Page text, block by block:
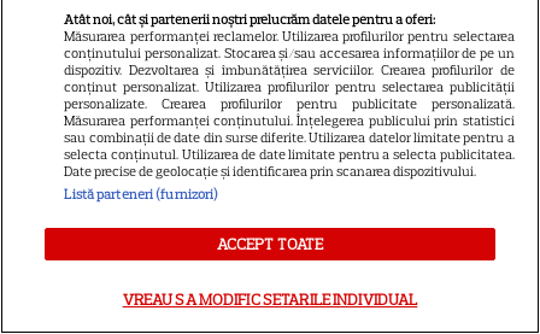
plecat din „Anatomia lui Grey”.
Discuția cu Shonda Rhimes
care a schimbat totul pentru
Cristina Yang
ARTICOLE PARTENERI
Atât noi, cât și partenerii noștri prelucrăm datele pentru a oferi:
Măsurarea performanței reclamelor. Utilizarea profilurilor pentru selectarea
conținutului personalizat. Stocarea și/sau accesarea informațiilor de pe un
dispozitiv. Dezvoltarea și îmbunătățirea serviciilor. Crearea profilurilor de
conținut personalizat. Utilizarea profilurilor pentru selectarea publicității
personalizate. Crearea profilurilor pentru publicitate personalizată.
Măsurarea performanței conținutului. Înțelegerea publicului prin statistici
sau combinații de date din surse diferite. Utilizarea datelor limitate pentru a
selecta conținutul. Utilizarea de date limitate pentru a selecta publicitatea.
Date precise de geolocație și identificarea prin scanarea dispozitivului.
Listă parteneri (furnizori)
ACCEPT TOATE
VREAU SA MODIFIC SETARILE INDIVIDUAL